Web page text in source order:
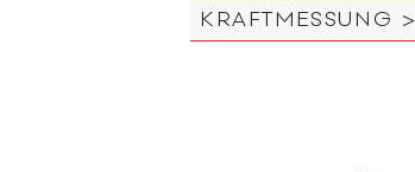
KRAFTMESSUNG >